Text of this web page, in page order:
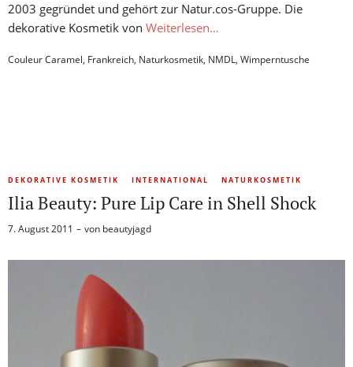
2003 gegründet und gehört zur Natur.cos-Gruppe. Die
dekorative Kosmetik von Weiterlesen…
Couleur Caramel, Frankreich, Naturkosmetik, NMDL, Wimperntusche
DEKORATIVE KOSMETIK INTERNATIONAL NATURKOSMETIK
Ilia Beauty: Pure Lip Care in Shell Shock
7. August 2011 von beautyjagd